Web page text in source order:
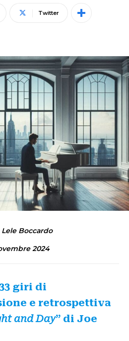
Twitter
Lele Boccardo
2024
giri di
e retrospettiva
and Day” di Joe